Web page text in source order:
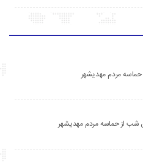
مردم مهدیشهر
از حماسه مردم مهدیشهر